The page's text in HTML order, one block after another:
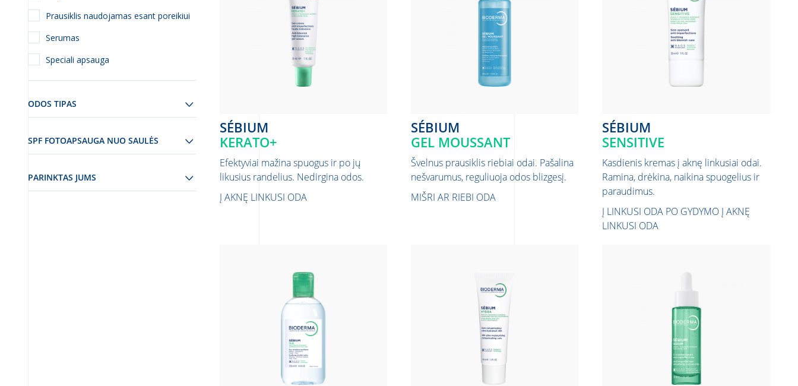
Prausiklis naudojamas esant poreikiui
Serumas
Speciali apsauga
ODOS TIPAS
SPF FOTOAPSAUGA NUO SAULĖS
PARINKTAS JUMS
SÉBIUM
KERATO+
Efektyviai mažina spuogus ir po jų
likusius randelius. Nedirgina odos.
Į AKNĘ LINKUSI ODA
SÉBIUM
GEL MOUSSANT
Švelnus prausiklis riebiai odai. Pašalina
nešvarumus, reguliuoja odos blizgesį.
MIŠRI AR RIEBI ODA
SÉBIUM
SENSITIVE
Kasdienis kremas į aknę linkusiai odai.
Ramina, drėkina, naikina spuogelius ir
paraudimus.
Į LINKUSI ODA PO GYDYMO Į AKNĘ
LINKUSI ODA